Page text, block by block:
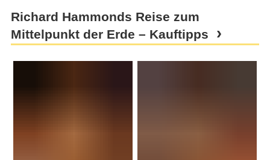
Richard Hammonds Reise zum
Mittelpunkt der Erde – Kauftipps